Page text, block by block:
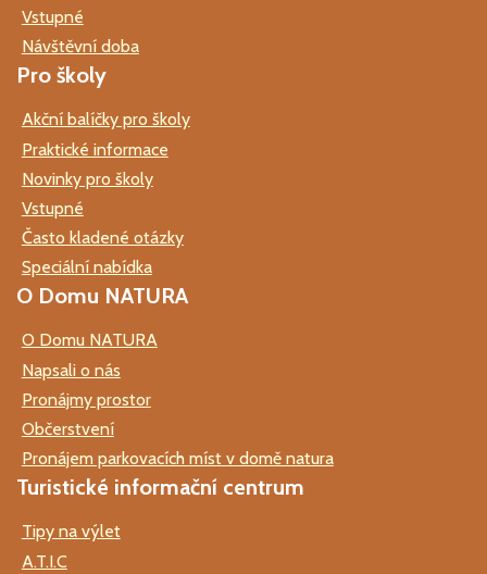
Vstupné
Návštěvní doba
Pro školy
Akční balíčky pro školy
Praktické informace
Novinky pro školy
Vstupné
Často kladené otázky
Speciální nabídka
O Domu NATURA
O Domu NATURA
Napsali o nás
Pronájmy prostor
Občerstvení
Pronájem parkovacích míst v domě natura
Turistické informační centrum
Tipy na výlet
A.T.I.C